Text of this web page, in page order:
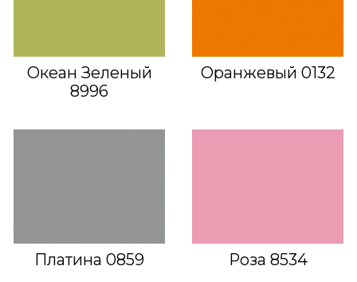
Океан Зеленый
8996
Оранжевый 0132
Платина 0859 Роза 8534